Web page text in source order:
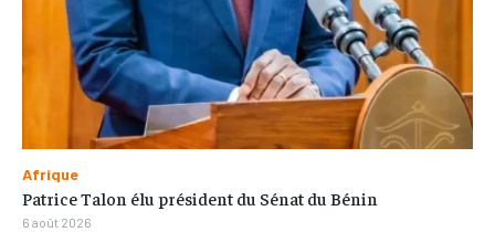
Afrique
Patrice Talon élu président du Sénat du Bénin
6 août 2026